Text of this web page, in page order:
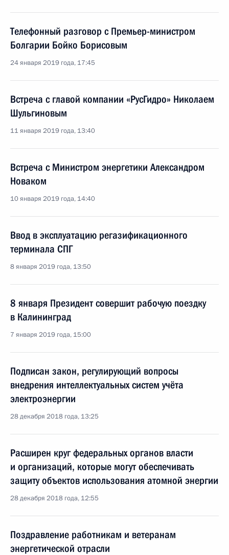
Телефонный разговор с Премьер-министром
Болгарии Бойко Борисовым
24 января 2019 года, 17:45
Встреча с главой компании «РусГидро» Николаем
Шульгиновым
11 января 2019 года, 13:40
Встреча с Министром энергетики Александром
Новаком
10 января 2019 года, 14:40
Ввод в эксплуатацию регазификационного
терминала СПГ
8 января 2019 года, 13:50
8 января Президент совершит рабочую поездку
в Калининград
7 января 2019 года, 15:00
Подписан закон, регулирующий вопросы
внедрения интеллектуальных систем учёта
электроэнергии
28 декабря 2018 года, 13:25
Расширен круг федеральных органов власти
и организаций, которые могут обеспечивать
защиту объектов использования атомной энергии
28 декабря 2018 года, 12:55
Поздравление работникам и ветеранам
энергетической отрасли